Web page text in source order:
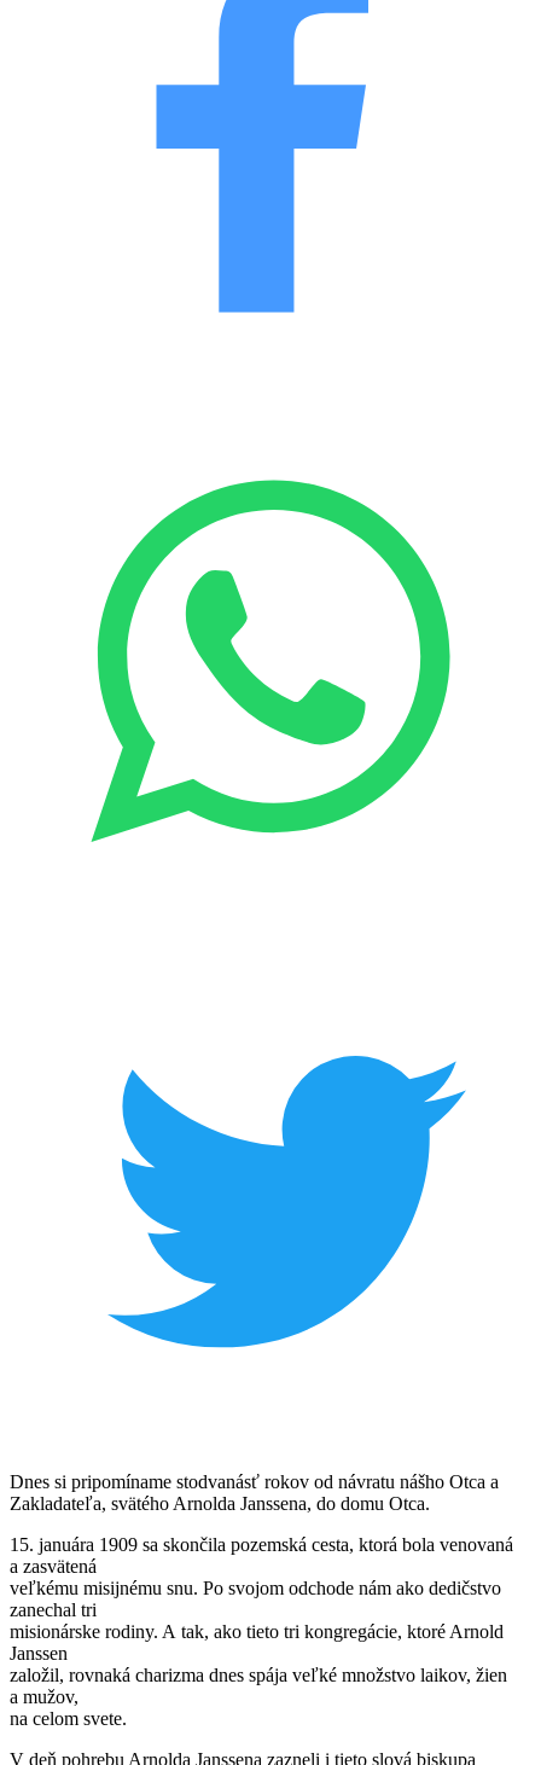
Dnes si pripomíname stodvanásť rokov od návratu nášho Otca a
Zakladateľa, svätého Arnolda Janssena, do domu Otca.
15. januára 1909 sa skončila pozemská cesta, ktorá bola venovaná
a zasvätená
veľkému misijnému snu. Po svojom odchode nám ako dedičstvo
zanechal tri
misionárske rodiny. A tak, ako tieto tri kongregácie, ktoré Arnold
Janssen
založil, rovnaká charizma dnes spája veľké množstvo laikov, žien
a mužov,
na celom svete.
V deň pohrebu Arnolda Janssena zazneli i tieto slová biskupa